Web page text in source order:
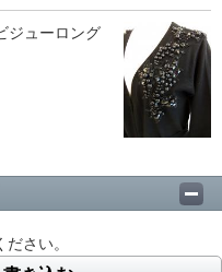
ジューロング
さい。